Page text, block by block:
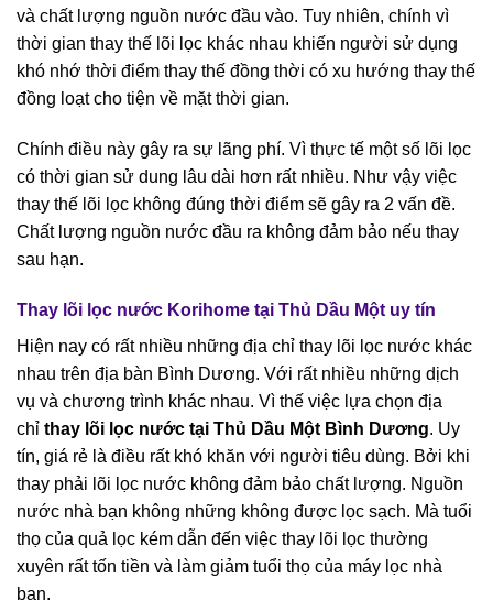
và chất lượng nguồn nước đầu vào. Tuy nhiên, chính vì
thời gian thay thế lõi lọc khác nhau khiến người sử dụng
khó nhớ thời điểm thay thế đồng thời có xu hướng thay thế
đồng loạt cho tiện về mặt thời gian.
Chính điều này gây ra sự lãng phí. Vì thực tế một số lõi lọc
có thời gian sử dung lâu dài hơn rất nhiều. Như vậy việc
thay thế lõi lọc không đúng thời điểm sẽ gây ra 2 vấn đề.
Chất lượng nguồn nước đầu ra không đảm bảo nếu thay
sau hạn.
Thay lõi lọc nước Korihome tại Thủ Dầu Một uy tín
Hiện nay có rất nhiều những địa chỉ thay lõi lọc nước khác
nhau trên địa bàn Bình Dương. Với rất nhiều những dịch
vụ và chương trình khác nhau. Vì thế việc lựa chọn địa
chỉ thay lõi lọc nước tại Thủ Dầu Một Bình Dương. Uy
tín, giá rẻ là điều rất khó khăn với người tiêu dùng. Bởi khi
thay phải lõi lọc nước không đảm bảo chất lượng. Nguồn
nước nhà bạn không những không được lọc sạch. Mà tuổi
thọ của quả lọc kém dẫn đến việc thay lõi lọc thường
xuyên rất tốn tiền và làm giảm tuổi thọ của máy lọc nhà
bạn.